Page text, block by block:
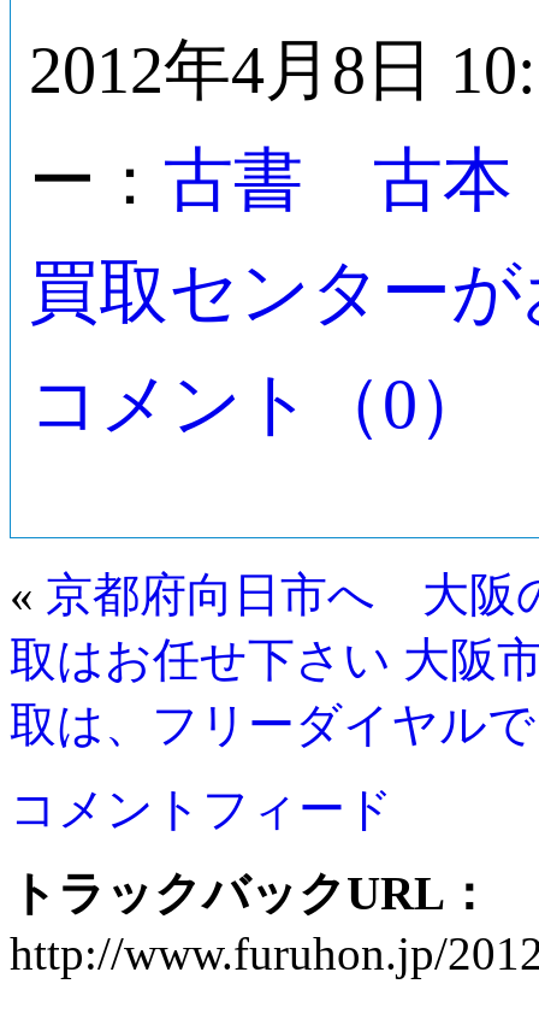
2012年4月8日
ー： 古書 古
買取センター
コメント（0）
« 京都府向日市へ 大阪
取はお任せ下さい 大阪
取は、フリーダイヤル
コメントフィード
トラックバックURL：
http://www.furuhon.jp/